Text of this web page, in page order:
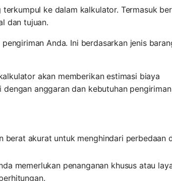
ke dalam kalkulator. Termasuk
dan tujuan.
Anda. Ini berdasarkan jenis
akan memberikan estimasi biaya
anggaran dan kebutuhan
berat akurat untuk menghindari perbedaan
memerlukan penanganan khusus atau